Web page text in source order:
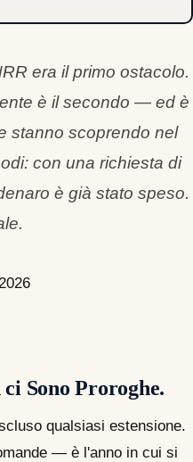
era il primo ostacolo.
è il secondo — ed è
stanno scoprendo nel
con una richiesta di
è già stato speso.
Sono Proroghe.
qualsiasi estensione.
— è l'anno in cui si